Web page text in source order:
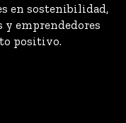
en sostenibilidad,
y emprendedores
positivo.